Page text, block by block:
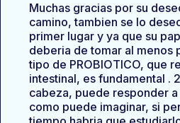
Muchas gracias por su
camino, tambien se lo
primer lugar y ya que su
deberia de tomar al menos
tipo de PROBIOTICO, que
intestinal, es fundamental .
cabeza, puede responder a
como puede imaginar, si